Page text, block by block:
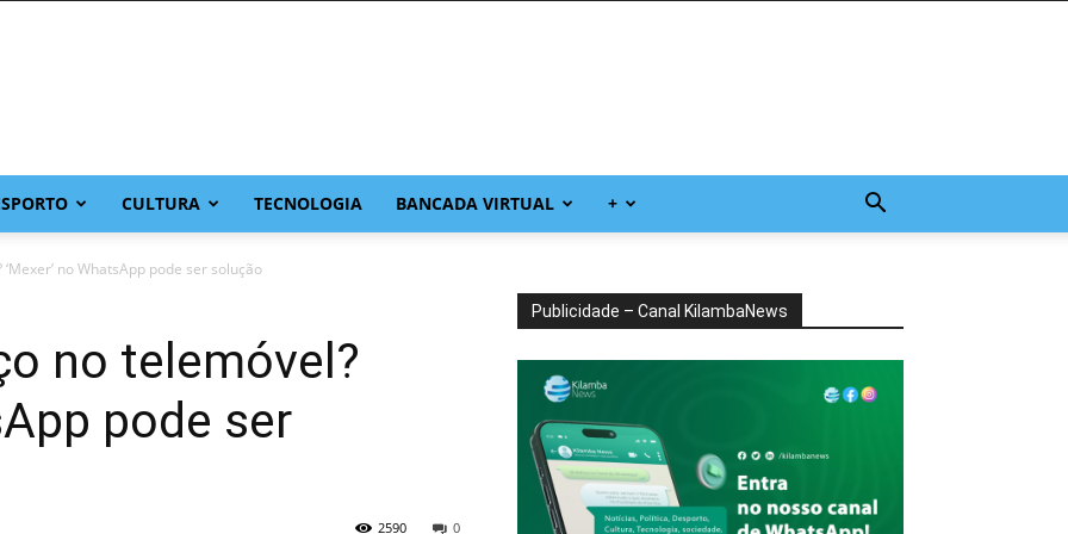
CULTURA TECNOLOGIA BANCADA VIRTUAL +
no WhatsApp pode ser solução
no telemóvel?
pode ser
0
2590
Publicidade – Canal KilambaNews